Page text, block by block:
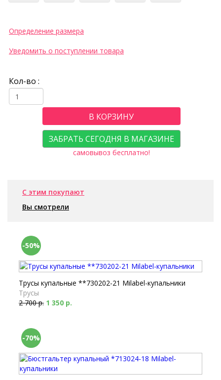
Определение размера
Уведомить о поступлении товара
Кол-во :
В КОРЗИНУ
ЗАБРАТЬ СЕГОДНЯ В МАГАЗИНЕ
самовывоз бесплатно!
С этим покупают
Вы смотрели
-50%
Трусы купальные **730202-21 Milabel-купальники
Трусы
2 700 р. 1 350 р.
-70%